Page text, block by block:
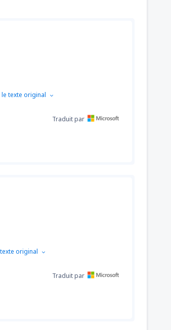
texte original
Traduit par
original
Traduit par